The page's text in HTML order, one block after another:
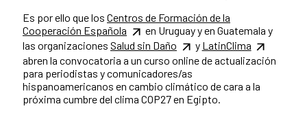
Es por ello que los Centros de Formación de la
Cooperación Española
en Uruguay y en Guatemala y
las organizaciones Salud sin Daño y LatinClima
abren la convocatoria a un curso online de actualización
para periodistas y comunicadores/as
hispanoamericanos en cambio climático de cara a la
próxima cumbre del clima COP27 en Egipto.